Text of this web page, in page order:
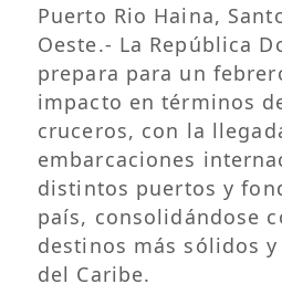
Puerto Rio Haina,
Oeste.- La República
prepara para un
impacto en términos
cruceros, con la
embarcaciones
distintos puertos y
país, consolidándose
destinos más sólidos
del Caribe.